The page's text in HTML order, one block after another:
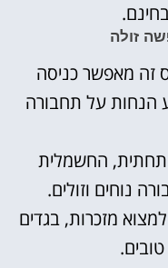
זולה
זה מאפשר כניסה
הנחות על תחבורה
החשמלית
נוחים וזולים.
מזכרות, בגדים